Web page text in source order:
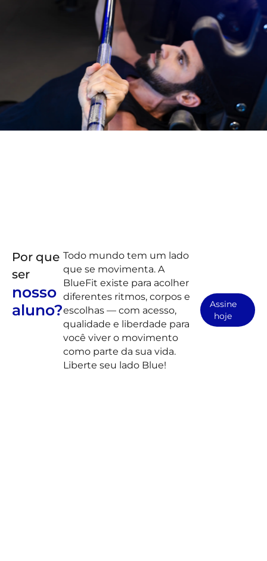
Por que
ser
nosso
aluno?
Todo mundo tem um lado
que se movimenta. A
BlueFit existe para acolher
diferentes ritmos, corpos e
escolhas — com acesso,
qualidade e liberdade para
você viver o movimento
como parte da sua vida.
Liberte seu lado Blue!
Assine
hoje